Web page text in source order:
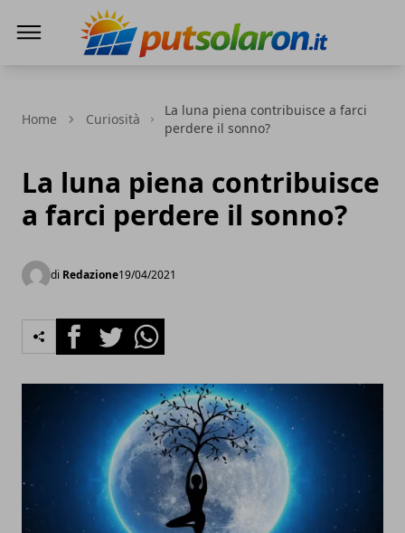
Home Curiosità
La luna piena contribuisce a farci
perdere il sonno?
La luna piena contribuisce
a farci perdere il sonno?
di Redazione19/04/2021
FacebookTwitterWhatsapp